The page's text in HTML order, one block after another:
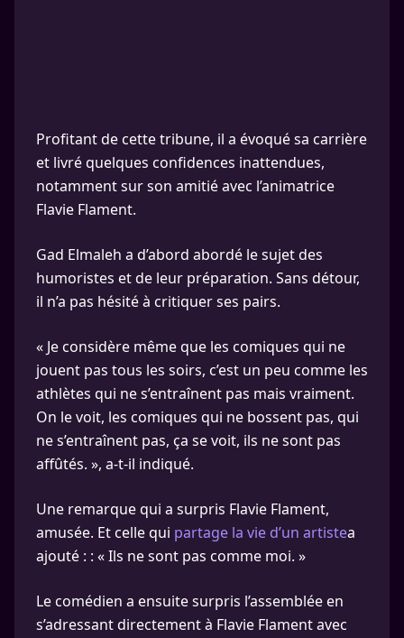
Profitant de cette tribune, il a évoqué sa carrière
et livré quelques confidences inattendues,
notamment sur son amitié avec l’animatrice
Flavie Flament.
Gad Elmaleh a d’abord abordé le sujet des
humoristes et de leur préparation. Sans détour,
il n’a pas hésité à critiquer ses pairs.
« Je considère même que les comiques qui ne
jouent pas tous les soirs, c’est un peu comme les
athlètes qui ne s’entraînent pas mais vraiment.
On le voit, les comiques qui ne bossent pas, qui
ne s’entraînent pas, ça se voit, ils ne sont pas
affûtés. », a-t-il indiqué.
Une remarque qui a surpris Flavie Flament,
amusée. Et celle qui partage la vie d’un artistea
ajouté : : « Ils ne sont pas comme moi. »
Le comédien a ensuite surpris l’assemblée en
s’adressant directement à Flavie Flament avec